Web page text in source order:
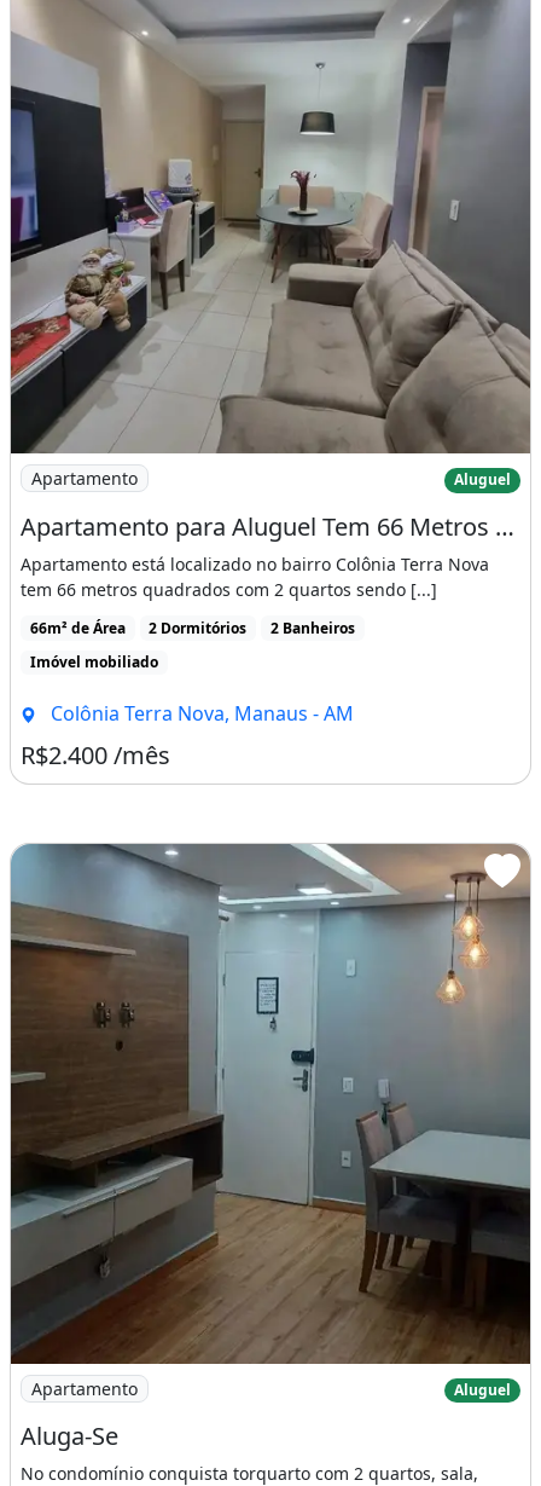
Imagem: Apartamento para Aluguel Tem 66 Metros
Apartamento Aluguel
Apartamento para Aluguel Tem 66 Metros Quadrados com 2 Quartos em Colônia Terra Nova
Apartamento está localizado no bairro Colônia Terra Nova
tem 66 metros quadrados com 2 quartos sendo [...]
66m² de Área 2 Dormitórios
2 Banheiros
Imóvel mobiliado
Colônia Terra Nova, Manaus - AM
R$2.400 /mês
Imagem: Aluga-Se
Apartamento Aluguel
Aluga-Se
No condomínio conquista torquarto com 2 quartos, sala,